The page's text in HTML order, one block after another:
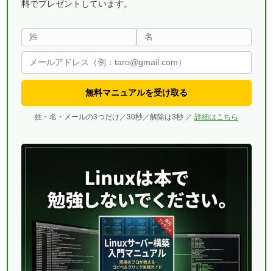
料でプレゼントしています。
無料マニュアルを受け取る
姓・名・メールの3つだけ／30秒／解除は3秒 ／ 詳細はこちら